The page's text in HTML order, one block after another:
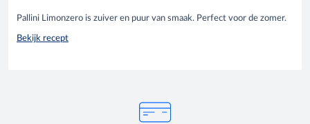
Pallini Limonzero is zuiver en puur van smaak. Perfect voor de zomer.
Bekijk recept